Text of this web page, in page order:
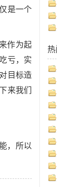
是一个
作为起
亏，实
目标造
来我们
，所以
热